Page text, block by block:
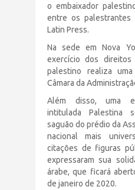
PUBLICAÇÕES
CONTATO
o embaixador
entre os palestrantes
Latin Press.
Na sede em Nova
exercício dos
palestino realiza
Câmara da
Além disso, uma
intitulada Palestina
saguão do prédio da
nacional mais
citações de figuras
expressaram sua
árabe, que ficará
de janeiro de 2020.